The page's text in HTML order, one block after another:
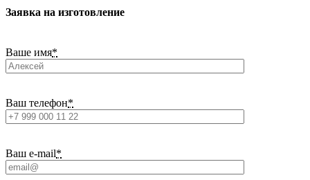
Заявка на изготовление
Ваше имя*
Ваш телефон*
Ваш e-mail*